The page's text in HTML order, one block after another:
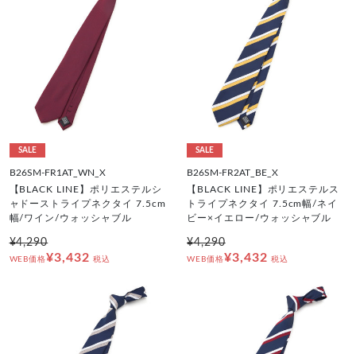
SALE
B26SM-FR1AT_WN_X
【BLACK LINE】ポリエステルシ
ャドーストライプネクタイ 7.5cm
幅/ワイン/ウォッシャブル
¥4,290
WEB価格¥3,432 税込
SALE
B26SM-FR2AT_BE_X
【BLACK LINE】ポリエステルス
トライプネクタイ 7.5cm幅/ネイ
ビー×イエロー/ウォッシャブル
¥4,290
WEB価格¥3,432 税込